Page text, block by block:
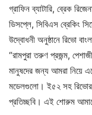
গ্রাফিন ব্যাটারি, ব্রেক
ডিসপ্লে, সিবিএস ব্রেকিং
উদ্বোধনী অনুষ্ঠানে রিভো
“রামপুরা তরুণ প্রজন্ম,
মানুষদের জন্য আমরা নিয়ে
মডেলগুলো। ই৫২ সহ রিভোর
প্রতিচ্ছবি। এই শোরুম